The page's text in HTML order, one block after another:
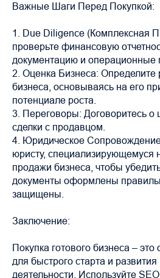
Важные Шаги Перед Покупкой:
1. Due Diligence (Комплексная
проверьте финансовую
документацию и операционные
2. Оценка Бизнеса: Определите
бизнеса, основываясь на его
потенциале роста.
3. Переговоры: Договоритесь о
сделки с продавцом.
4. Юридическое
юристу, специализирующемуся
продажи бизнеса, чтобы
документы оформлены
защищены.
Заключение:
Покупка готового бизнеса –
для быстрого старта и
деятельности. Используйте